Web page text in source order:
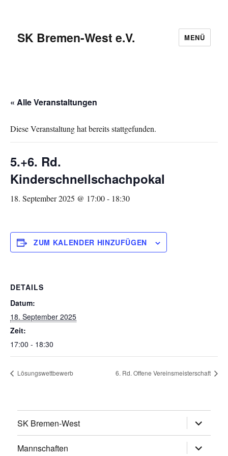
SK Bremen-West e.V. MENÜ
« Alle Veranstaltungen
Diese Veranstaltung hat bereits stattgefunden.
5.+6. Rd.
Kinderschnellschachpokal
18. September 2025 @ 17:00- 18:30
ZUM KALENDER HINZUFÜGEN
DETAILS
Datum:
18. September 2025
Zeit:
17:00 - 18:30
Lösungswettbewerb 6. Rd. Offene Vereinsmeisterschaft
SK Bremen-West
öffnen
Mannschaften
öffnen